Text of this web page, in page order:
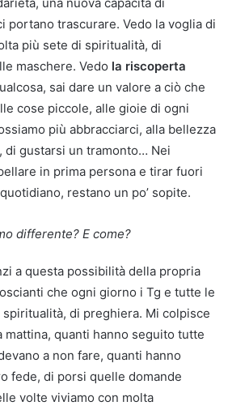
trascurare. Vedo la voglia di
più sete di spiritualità, di
maschere. Vedo la riscoperta
sai dare un valore a ciò che
cose piccole, alle gioie di ogni
più abbracciarci, alla bellezza
di gustarsi un tramonto… Nei
in prima persona e tirar fuori
restano un po’ sopite.
differente? E come?
a questa possibilità della propria
che ogni giorno i Tg e tutte le
di preghiera. Mi colpisce
mattina, quanti hanno seguito tutte
a non fare, quanti hanno
fede, di porsi quelle domande
volte viviamo con molta